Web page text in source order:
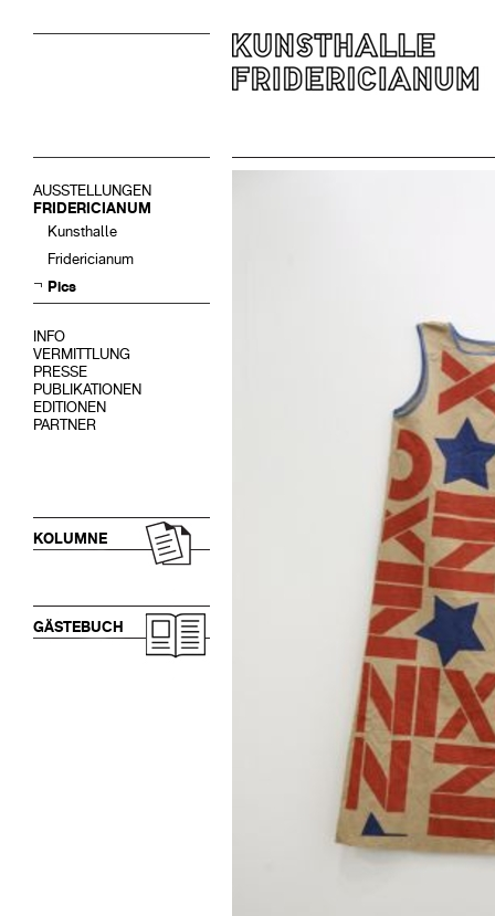
AUSSTELLUNGEN
FRIDERICIANUM
Kunsthalle
Fridericianum
Pics
INFO
VERMITTLUNG
PRESSE
PUBLIKATIONEN
EDITIONEN
PARTNER
KOLUMNE
GÄSTEBUCH